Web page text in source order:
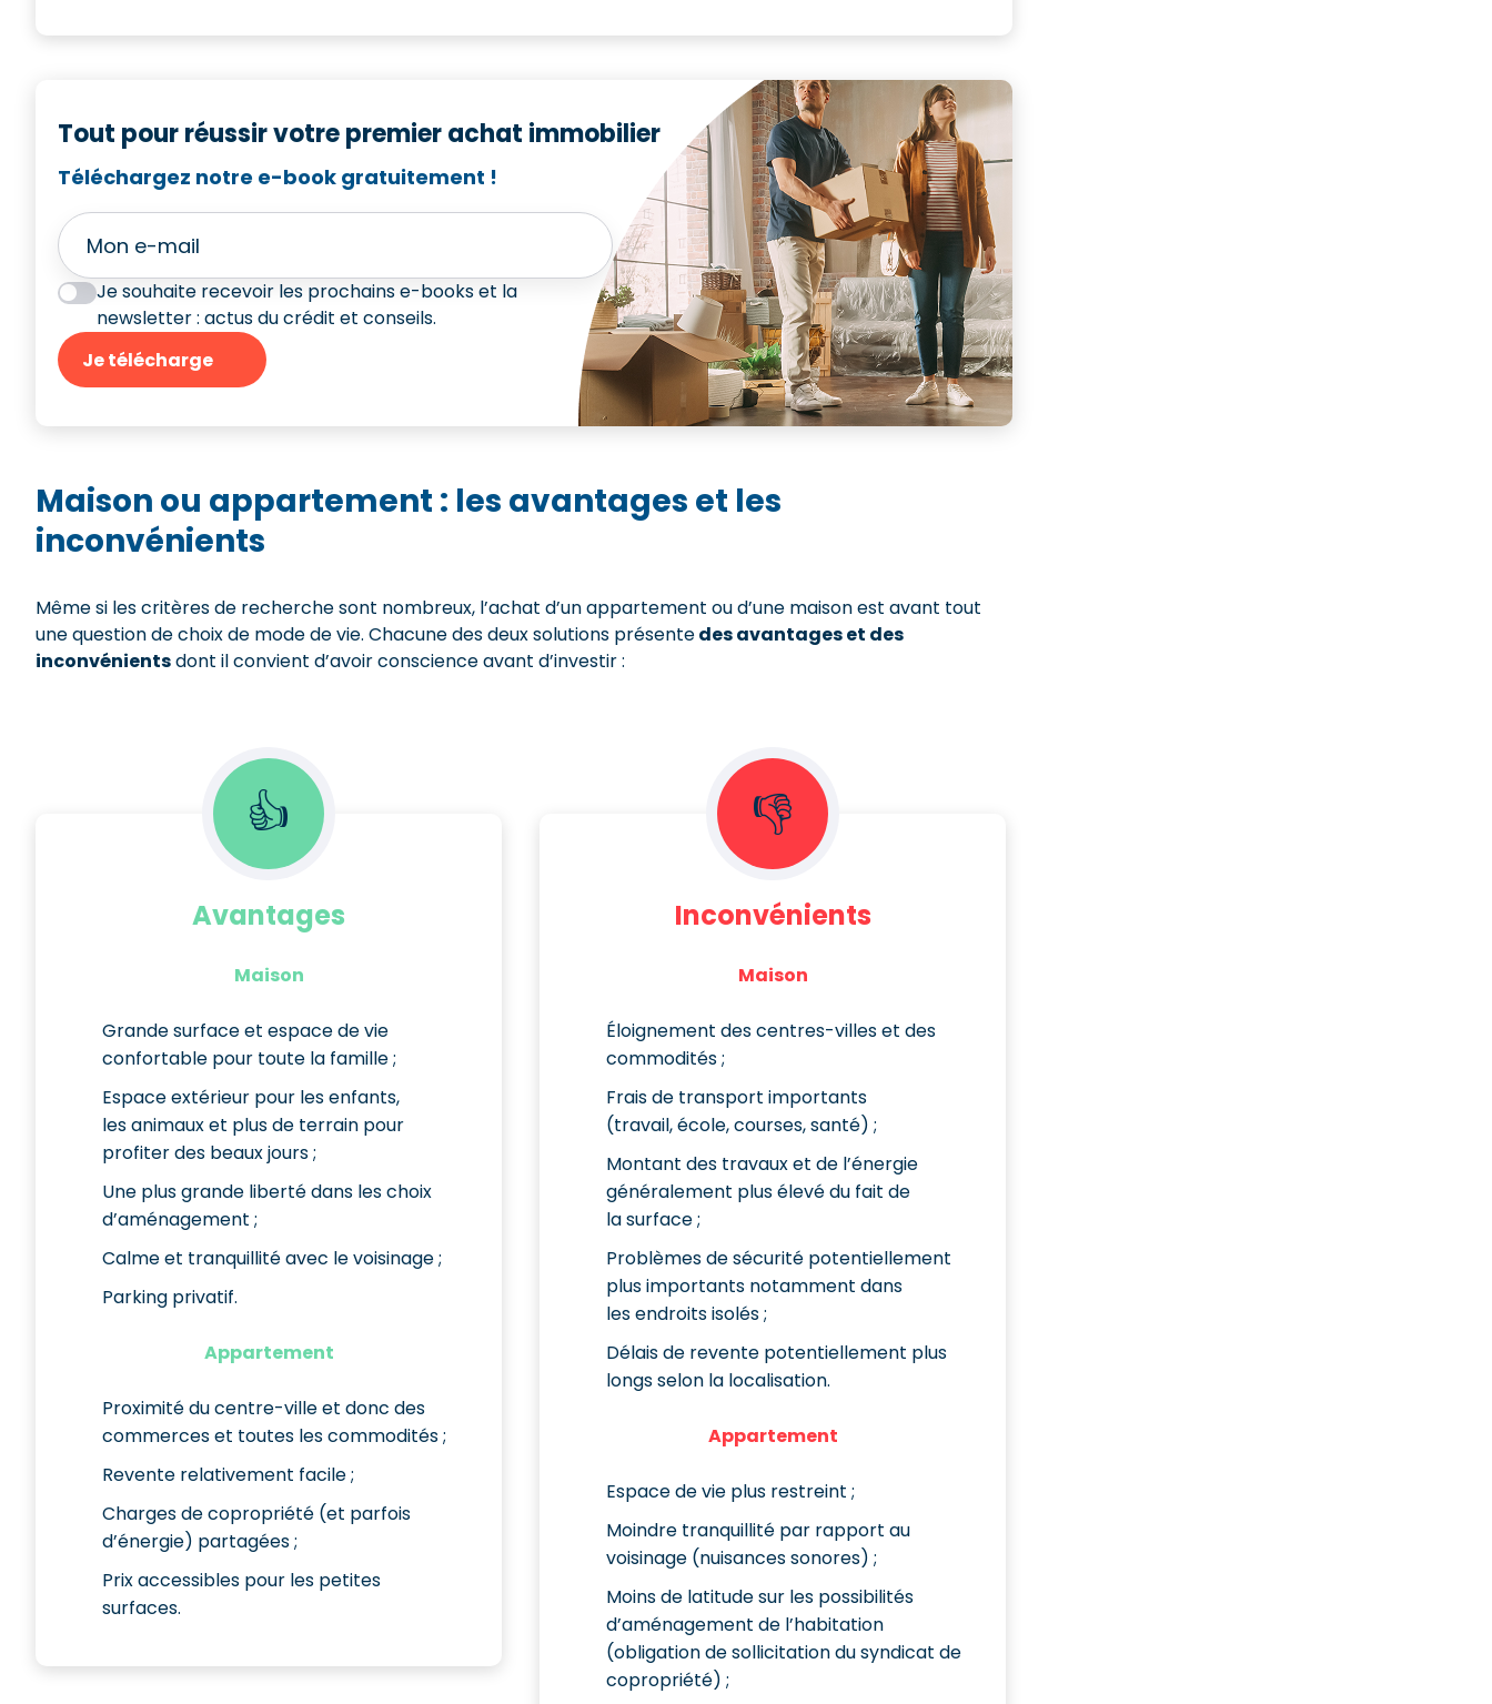
Tout pour réussir votre premier achat immobilier
Téléchargez notre e-book gratuitement !
Je souhaite recevoir les prochains e-books et la
newsletter : actus du crédit et conseils.
Je télécharge
Maison ou appartement : les avantages et les
inconvénients
Même si les critères de recherche sont nombreux, l’achat d’un appartement ou d’une maison est avant tout
une question de choix de mode de vie. Chacune des deux solutions présentedes avantages et des
inconvénientsdont il convient d’avoir conscience avant d’investir :
👍
Avantages
Maison
Grande surface et espace de vie
confortable pour toute la famille ;
Espace extérieur pour les enfants,
les animaux et plus de terrain pour
profiter des beaux jours ;
Une plus grande liberté dans les choix
d’aménagement ;
Calme et tranquillité avec le voisinage ;
Parking privatif.
Appartement
Proximité du centre-ville et donc des
commerces et toutes les commodités ;
Revente relativement facile ;
Charges de copropriété (et parfois
d’énergie) partagées ;
Prix accessibles pour les petites
surfaces.
👎
Inconvénients
Maison
Éloignement des centres-villes et des
commodités ;
Frais de transport importants
(travail, école, courses, santé) ;
Montant des travaux et de l’énergie
généralement plus élevé du fait de
la surface ;
Problèmes de sécurité potentiellement
plus importants notamment dans
les endroits isolés ;
Délais de revente potentiellement plus
longs selon la localisation.
Appartement
Espace de vie plus restreint ;
Moindre tranquillité par rapport au
voisinage (nuisances sonores) ;
Moins de latitude sur les possibilités
d’aménagement de l’habitation
(obligation de sollicitation du syndicat de
copropriété) ;